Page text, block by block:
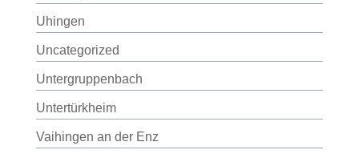
Uhingen
Uncategorized
Untergruppenbach
Untertürkheim
Vaihingen an der Enz